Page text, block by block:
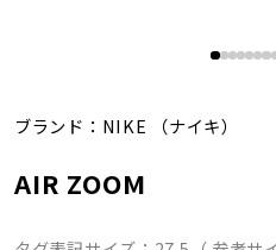
ブランド： NIKE （ナイキ）
AIR ZOOM